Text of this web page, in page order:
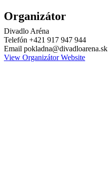
Organizátor
Divadlo Aréna
Telefón +421 917 947 944
Email pokladna@divadloarena.sk
View Organizátor Website